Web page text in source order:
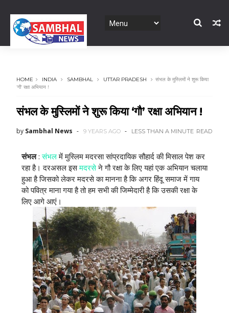
HOME INDIA SAMBHAL UTTAR PRADESH
संभल के मुस्लिमों ने शुरू किया
‘गौ’ रक्षा अभियान !
संभल के मुस्लिमों ने शुरू किया ‘गौ’ रक्षा अभियान !
by Sambhal News 9 YEARS AGO LESS THAN A MINUTE READ
संभल:संभलमें मुस्लिम मदरसा सांप्रदायिक सौहार्द की मिसाल पेश कर
रहा है। दरअसल इसमदरसेने गौ रक्षा के लिए यहां एक अभियान चलाया
हुआ है जिसको लेकर मदरसे का मानना है कि अगर हिंदू समाज में गाय
को पवित्र माना गया है तो हम सभी की जिम्मेदारी है कि उसकी रक्षा के
लिए आगे आएं।